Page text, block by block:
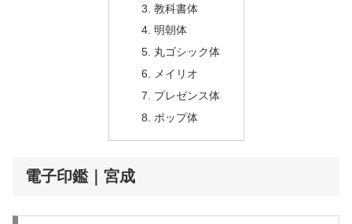
教科書体
明朝体
丸ゴシック体
メイリオ
プレゼンス体
ポップ体
電子印鑑｜宮成